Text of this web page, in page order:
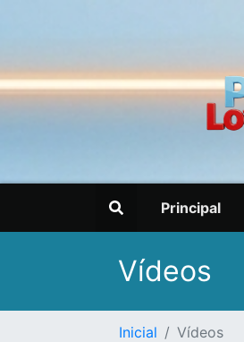
Principal
Vídeos
Inicial Vídeos